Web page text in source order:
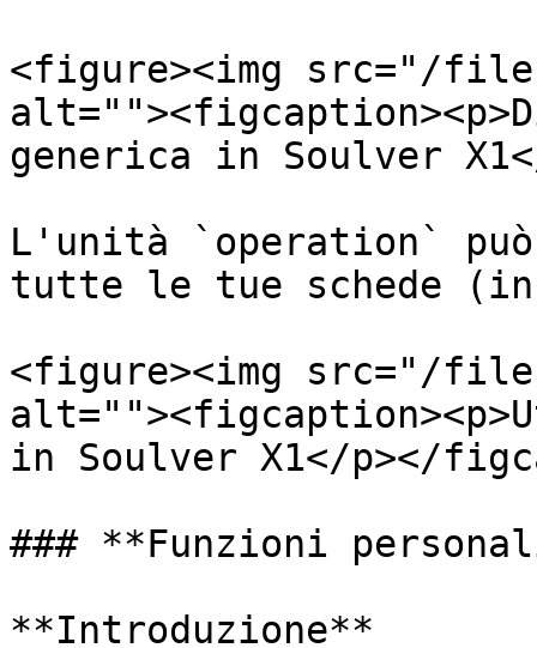
<figure><img src="/files/
generica in Soulver
L'unità `operation`
tutte le tue schede
<figure><img src="/files/
in Soulver X1</p></
### **Funzioni
**Introduzione**